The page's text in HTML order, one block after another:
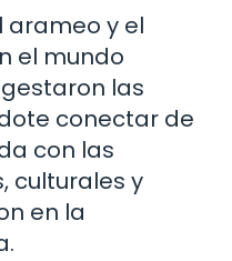
arameo y el
el mundo
las
conectar de
con las
culturales y
en la